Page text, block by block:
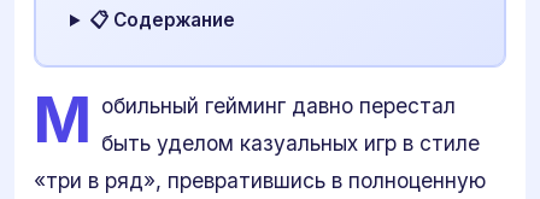
📋 Содержание
М обильный гейминг давно перестал
быть уделом казуальных игр в стиле
«три в ряд», превратившись в полноценную